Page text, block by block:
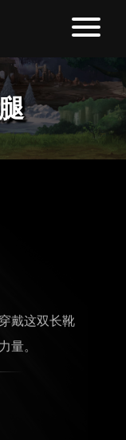
戴这双长靴
量。